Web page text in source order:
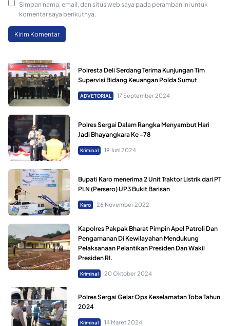
Simpan nama, email, dan situs web saya pada peramban ini untuk
komentar saya berikutnya.
Polresta Deli Serdang Terima Kunjungan Tim
Supervisi Bidang Keuangan Polda Sumut
ADVETORIAL 17 September 2024
Polres Sergai Dalam Rangka Menyambut Hari
Jadi Bhayangkara Ke -78
Kriminal 19 Juni 2024
Bupati Karo menerima 2 Unit Traktor Listrik dari PT
PLN (Persero) UP3 Bukit Barisan
Karo 26 November 2022
Kapolres Pakpak Bharat Pimpin Apel Patroli Dan
Pengamanan Di Kewilayahan Mendukung
Pelaksanaan Pelantikan Presiden Dan Wakil
Presiden RI.
Kriminal 20 Oktober 2024
Polres Sergai Gelar Ops Keselamatan Toba Tahun
2024
Kriminal 14 Maret 2024